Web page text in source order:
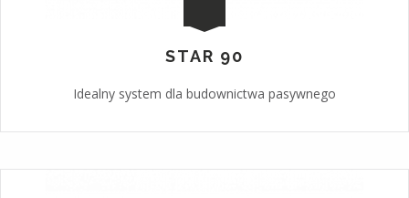
STAR 90
Idealny system dla budownictwa pasywnego